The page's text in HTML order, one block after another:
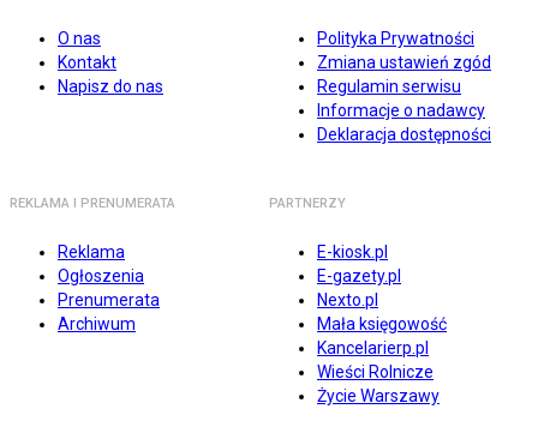
O nas
Kontakt
Napisz do nas
Polityka Prywatności
Zmiana ustawień zgód
Regulamin serwisu
Informacje o nadawcy
Deklaracja dostępności
REKLAMA I PRENUMERATA
Reklama
Ogłoszenia
Prenumerata
Archiwum
PARTNERZY
E-kiosk.pl
E-gazety.pl
Nexto.pl
Mała księgowość
Kancelarierp.pl
Wieści Rolnicze
Życie Warszawy